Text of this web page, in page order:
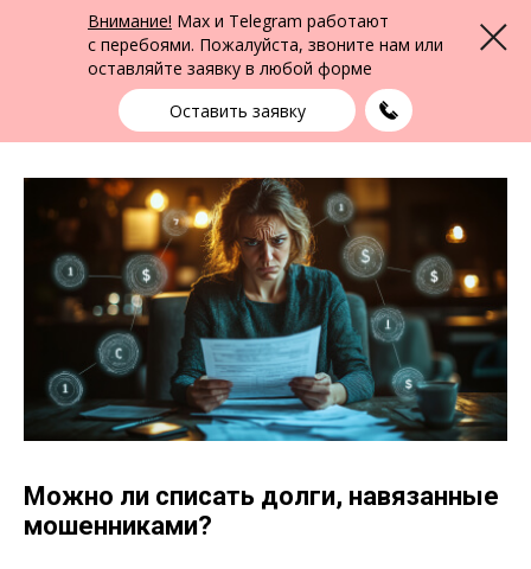
Внимание! Max и Telegram работают
с перебоями. Пожалуйста, звоните нам или
оставляйте заявку в любой форме
Оставить заявку
Меню
Юридическая помощь в Кемерово
ФПК Альтернатива
Кемерово
выбрать город
+7 (3842) 55-83-49
Можно ли списать долги, навязанные
мошенниками?